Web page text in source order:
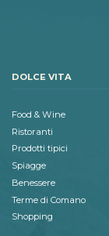
DOLCE VITA
Food & Wine
Ristoranti
Prodotti tipici
Spiagge
Benessere
Terme di Comano
Shopping